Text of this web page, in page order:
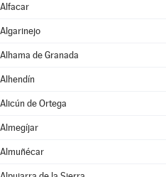
Alfacar
Algarinejo
Alhama de Granada
Alhendín
Alicún de Ortega
Almegíjar
Almuñécar